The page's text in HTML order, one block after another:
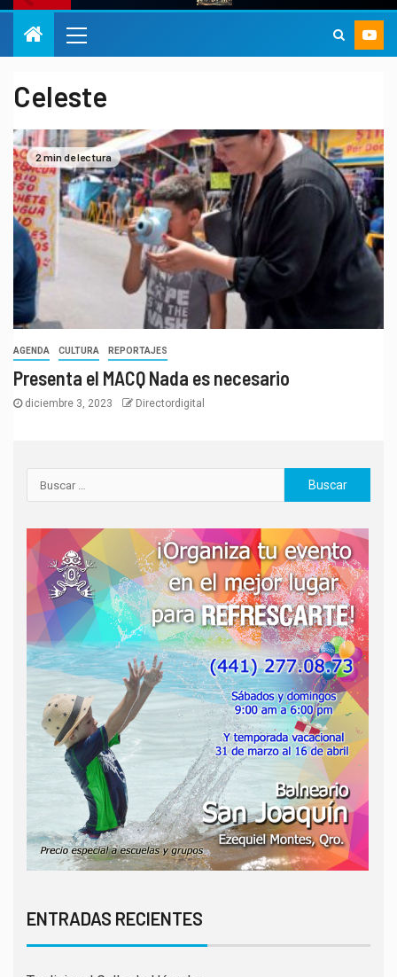
Celeste
2 min de lectura
AGENDA CULTURA REPORTAJES
Presenta el MACQ Nada es necesario
diciembre 3, 2023 Directordigital
ENTRADAS RECIENTES